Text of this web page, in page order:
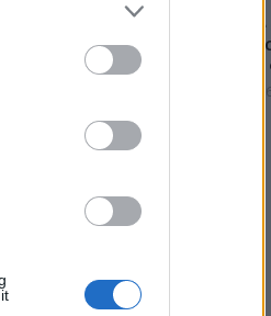
Forzati,
7 Ago